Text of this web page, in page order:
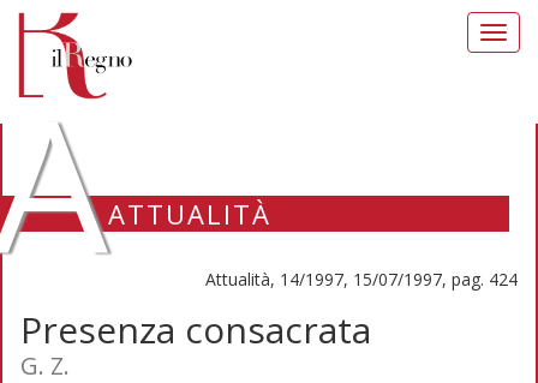
ATTUALITÀ
Attualità, 14/1997, 15/07/1997, pag. 424
Presenza consacrata
G. Z.